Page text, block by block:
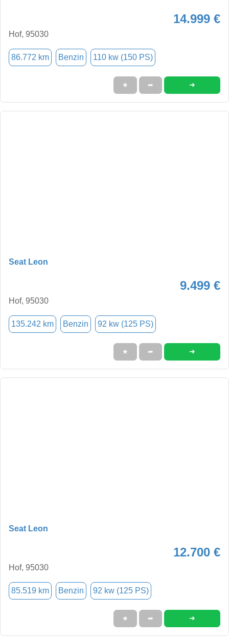
14.999 €
Hof, 95030
86.772 km Benzin 110 kw (150 PS)
★ ➦ ➜
Seat Leon
9.499 €
Hof, 95030
135.242 km Benzin 92 kw (125 PS)
★ ➦ ➜
Seat Leon
12.700 €
Hof, 95030
85.519 km Benzin 92 kw (125 PS)
★ ➦ ➜